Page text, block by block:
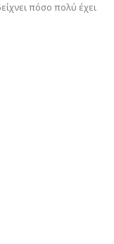
πόσο πολύ έχει